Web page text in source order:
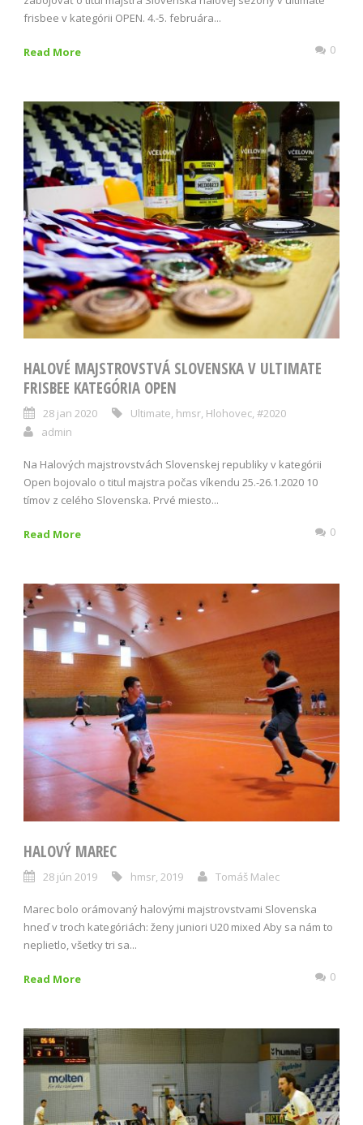
frisbee v kategórii OPEN. 4.-5. februára...
Read More 0
HALOVÉ MAJSTROVSTVÁ SLOVENSKA V ULTIMATE
FRISBEE KATEGÓRIA OPEN
28 jan 2020 Ultimate, hmsr, Hlohovec, #2020
admin
Na Halových majstrovstvách Slovenskej republiky v kategórii
Open bojovalo o titul majstra počas víkendu 25.-26.1.2020 10
tímov z celého Slovenska. Prvé miesto...
Read More 0
HALOVÝ MAREC
28 jún 2019 hmsr, 2019 Tomáš Malec
Marec bolo orámovaný halovými majstrovstvami Slovenska
hneď v troch kategóriách: ženy juniori U20 mixed Aby sa nám to
neplietlo, všetky tri sa...
Read More 0